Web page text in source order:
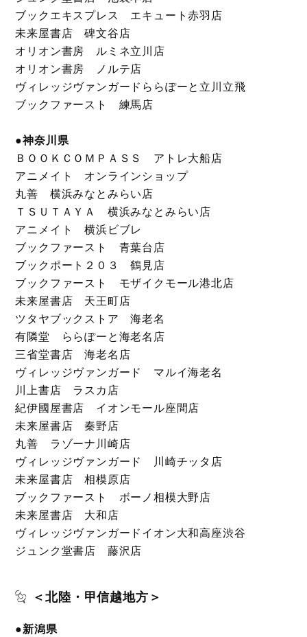
ブックエキスプレス エキュート赤羽店
未来屋書店 碑文谷店
オリオン書房 ルミネ立川店
オリオン書房 ノルテ店
ヴィレッジヴァンガードららぽーと立川立飛
ブックファースト 練馬店
●神奈川県
ＢＯＯＫＣＯＭＰＡＳＳ アトレ大船店
アニメイト オンラインショップ
丸善 横浜みなとみらい店
ＴＳＵＴＡＹＡ 横浜みなとみらい店
アニメイト 横浜ビブレ
ブックファースト 青葉台店
ブックポート２０３ 鶴見店
ブックファースト モザイクモール港北店
未来屋書店 天王町店
ツタヤブックストア 海老名
有隣堂 ららぽーと海老名店
三省堂書店 海老名店
ヴィレッジヴァンガード マルイ海老名
川上書店 ラスカ店
紀伊國屋書店 イオンモール座間店
未来屋書店 秦野店
丸善 ラゾーナ川崎店
ヴィレッジヴァンガード 川崎チッタ店
未来屋書店 相模原店
ブックファースト ボーノ相模大野店
未来屋書店 大和店
ヴィレッジヴァンガードイオン大和高座渋谷
ジュンク堂書店 藤沢店
＜北陸・甲信越地方＞
●新潟県